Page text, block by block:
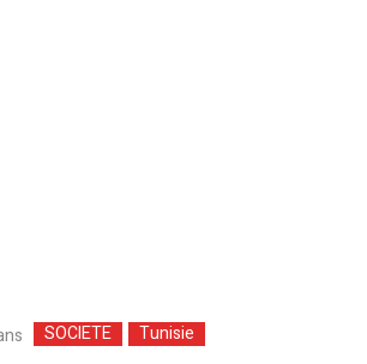
SOCIETE Tunisie